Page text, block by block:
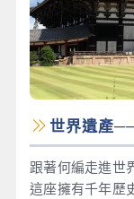
世界遺產
跟著何編走進世
這座擁有千年歷